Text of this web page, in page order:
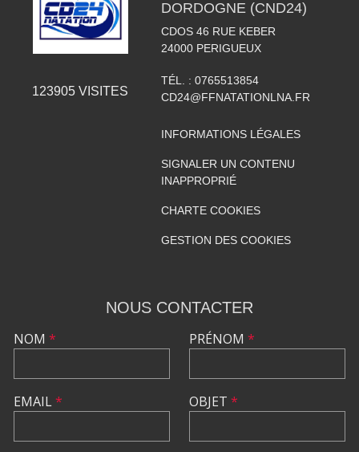
123905 VISITES
DORDOGNE (CND24)
CDOS 46 RUE KEBER
24000 PERIGUEUX
TÉL. : 0765513854
CD24@FFNATATIONLNA.FR
INFORMATIONS LÉGALES
SIGNALER UN CONTENU
INAPPROPRIÉ
CHARTE COOKIES
GESTION DES COOKIES
NOUS CONTACTER
NOM *
EMAIL*
PRÉNOM *
OBJET *